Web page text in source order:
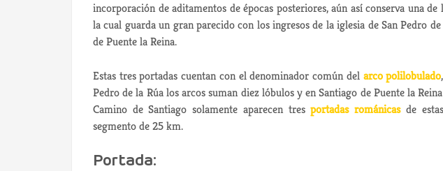
incorporación de aditamentos de épocas posteriores, aún así conserva una
la cual guarda un gran parecido con los ingresos de la iglesia de San Pedro
de Puente la Reina.
Estas tres portadas cuentan con el denominador común del arco polilobulado
Pedro de la Rúa los arcos suman diez lóbulos y en Santiago de Puente la
Camino de Santiago solamente aparecen tresportadas románicasde
segmento de 25 km.
Portada: